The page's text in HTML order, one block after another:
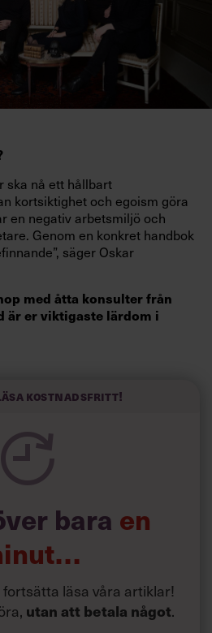
ska nå ett hållbart
kortsiktighet och egoism göra
en negativ arbetsmiljö och
Genom en konkret handbok
säger Oskar
med åtta konsulter från
är er viktigaste lärdom i
om exempelvis balans
mitt team är framgångsrikt?
kostnadsfritt!
bara en
läsa våra artiklar!
utan att betala något.